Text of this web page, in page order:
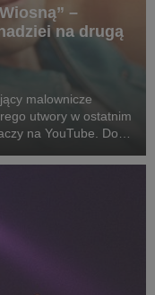
–
na drugą
malownicze
utwory w ostatnim
na YouTube. Do